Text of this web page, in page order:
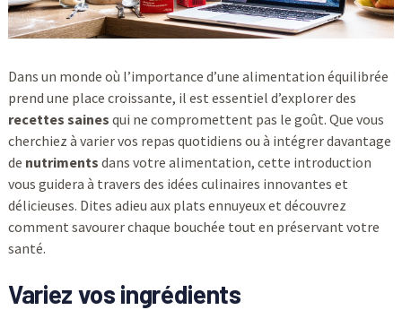
Dans un monde où l’importance d’une alimentation équilibrée
prend une place croissante, il est essentiel d’explorer des
recettes saines qui ne compromettent pas le goût. Que vous
cherchiez à varier vos repas quotidiens ou à intégrer davantage
de nutriments dans votre alimentation, cette introduction
vous guidera à travers des idées culinaires innovantes et
délicieuses. Dites adieu aux plats ennuyeux et découvrez
comment savourer chaque bouchée tout en préservant votre
santé.
Variez vos ingrédients